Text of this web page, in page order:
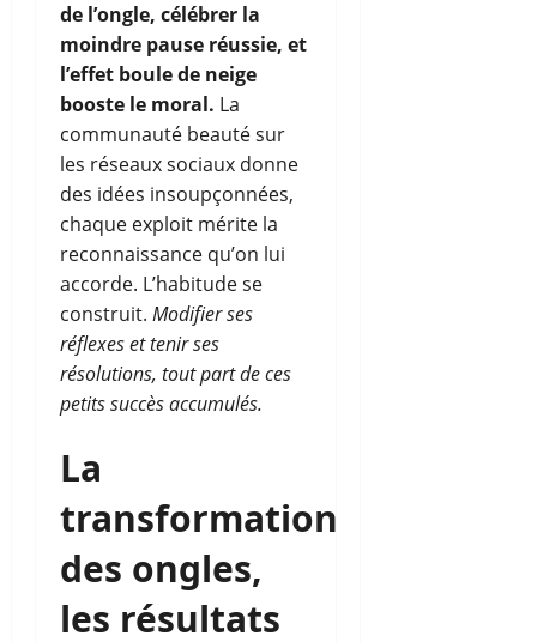
de l’ongle, célébrer la
moindre pause réussie, et
l’effet boule de neige
booste le moral. La
communauté beauté sur
les réseaux sociaux donne
des idées insoupçonnées,
chaque exploit mérite la
reconnaissance qu’on lui
accorde. L’habitude se
construit. Modifier ses
réflexes et tenir ses
résolutions, tout part de ces
petits succès accumulés.
La
transformation
des ongles,
les résultats